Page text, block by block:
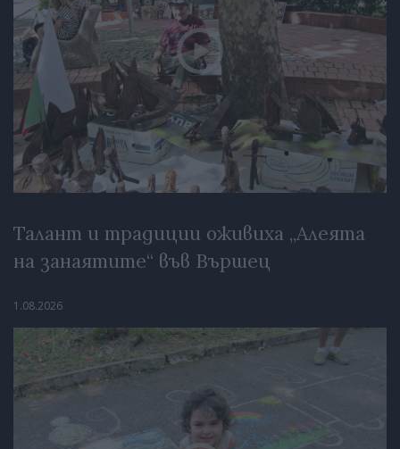
Талант и традиции оживиха „Алеята
на занаятите“ във Вършец
1.08.2026